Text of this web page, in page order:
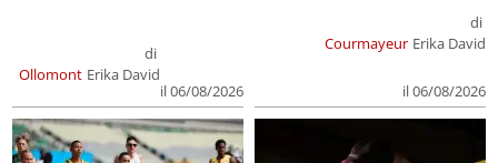
Ollomont
di
Erika David
il 06/08/2026
Courmayeur
di
Erika David
il 06/08/2026